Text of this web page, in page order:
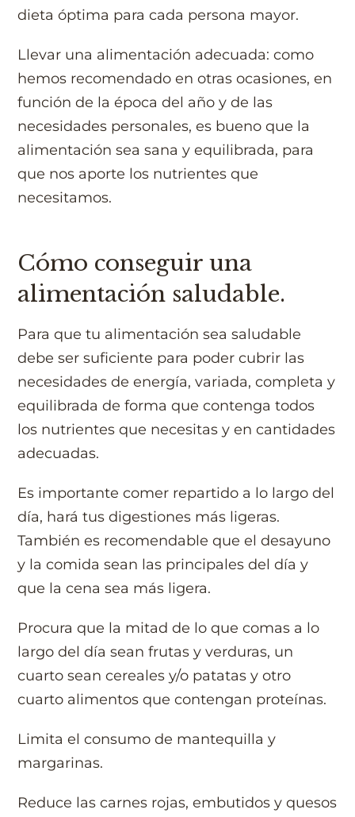
dieta óptima para cada persona mayor.
Llevar una alimentación adecuada: como
hemos recomendado en otras ocasiones, en
función de la época del año y de las
necesidades personales, es bueno que la
alimentación sea sana y equilibrada, para
que nos aporte los nutrientes que
necesitamos.
Cómo conseguir una
alimentación saludable.
Para que tu alimentación sea saludable
debe ser suficiente para poder cubrir las
necesidades de energía, variada, completa y
equilibrada de forma que contenga todos
los nutrientes que necesitas y en cantidades
adecuadas.
Es importante comer repartido a lo largo del
día, hará tus digestiones más ligeras.
También es recomendable que el desayuno
y la comida sean las principales del día y
que la cena sea más ligera.
Procura que la mitad de lo que comas a lo
largo del día sean frutas y verduras, un
cuarto sean cereales y/o patatas y otro
cuarto alimentos que contengan proteínas.
Limita el consumo de mantequilla y
margarinas.
Reduce las carnes rojas, embutidos y quesos